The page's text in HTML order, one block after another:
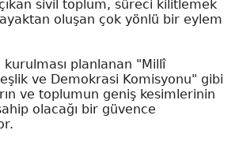
sivil toplum, süreci kilitlemek
oluşan çok yönlü bir eylem
planlanan "Millî
ve Demokrasi Komisyonu" gibi
ve toplumun geniş kesimlerinin
olacağı bir güvence